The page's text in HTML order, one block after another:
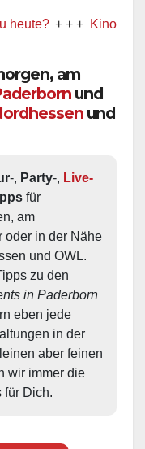
+ + + Kino / Film
am
und
und
-, Party-, Live-
am
oder in der Nähe
und OWL.
zu den
in Paderborn
eben jede
in der
aber feinen
wir immer die
für Dich.